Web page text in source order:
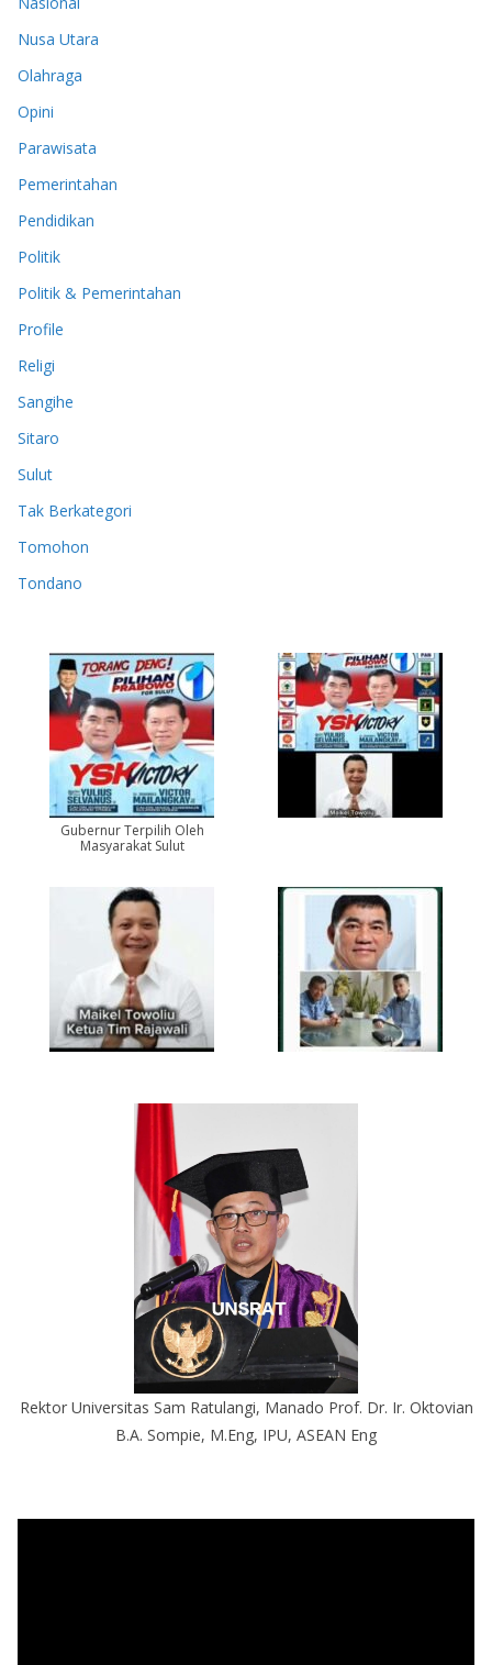
Nusa Utara
Olahraga
Opini
Parawisata
Pemerintahan
Pendidikan
Politik
Politik & Pemerintahan
Profile
Religi
Sangihe
Sitaro
Sulut
Tak Berkategori
Tomohon
Tondano
Gubernur Terpilih Oleh
Masyarakat Sulut
Rektor Universitas Sam Ratulangi, Manado Prof. Dr. Ir. Oktovian
B.A. Sompie, M.Eng, IPU, ASEAN Eng